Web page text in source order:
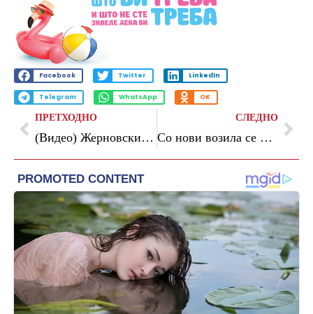
Facebook Twitter LinkedIn
Telegram WhatsApp OK
ПРЕТХОДНО
(Видео) Жерновски: Три силни потврди од ЕУ дека со Мицкоски нема реформи
СЛЕДНО
Со нови возила се модернизира битолската противпожарна единица